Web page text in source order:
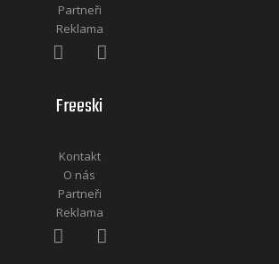
Partneři
Reklama
Freeski
Kontakt
O nás
Partneři
Reklama